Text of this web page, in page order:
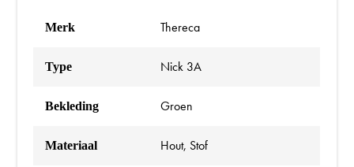
Merk Thereca
Type Nick 3A
Bekleding Groen
Materiaal Hout, Stof